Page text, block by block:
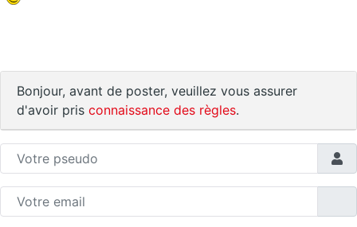
Bonjour, avant de poster, veuillez vous assurer
d'avoir pris connaissance des règles.